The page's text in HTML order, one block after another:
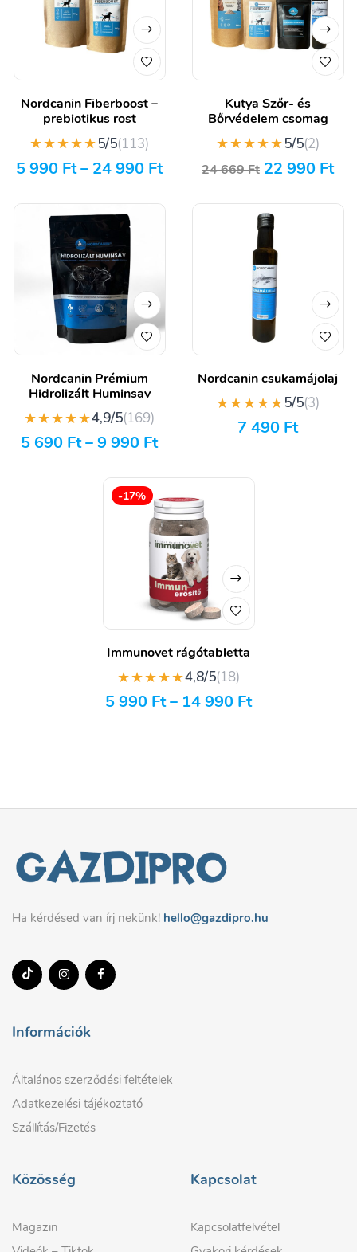
Nordcanin Fiberboost –
prebiotikus rost
★★★★★5/5(113)
5 990 Ft– 24 990 Ft
Kutya Szőr- és
Bőrvédelem csomag
★★★★★5/5(2)
24 669Ft 22 990 Ft
Nordcanin Prémium
Hidrolizált Huminsav
★★★★★4,9/5(169)
5 690 Ft–9 990 Ft
Nordcanin csukamájolaj
★★★★★5/5(3)
7 490 Ft
-17%
Immunovet rágótabletta
★★★★★4,8/5(18)
5 990 Ft– 14 990 Ft
Ha kérdésed van írj nekünk! hello@gazdipro.hu
Információk
Általános szerződési feltételek
Adatkezelési tájékoztató
Szállítás/Fizetés
Közösség
Magazin
Kapcsolat
Kapcsolatfelvétel